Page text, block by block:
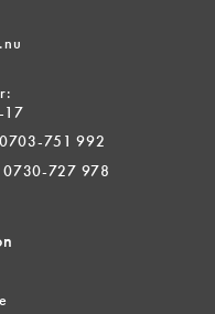
17
751 992
0730-727 978